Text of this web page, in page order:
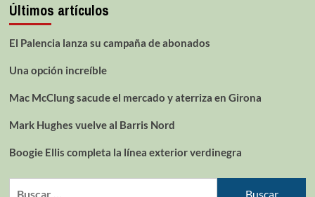
Últimos artículos
El Palencia lanza su campaña de abonados
Una opción increíble
Mac McClung sacude el mercado y aterriza en Girona
Mark Hughes vuelve al Barris Nord
Boogie Ellis completa la línea exterior verdinegra